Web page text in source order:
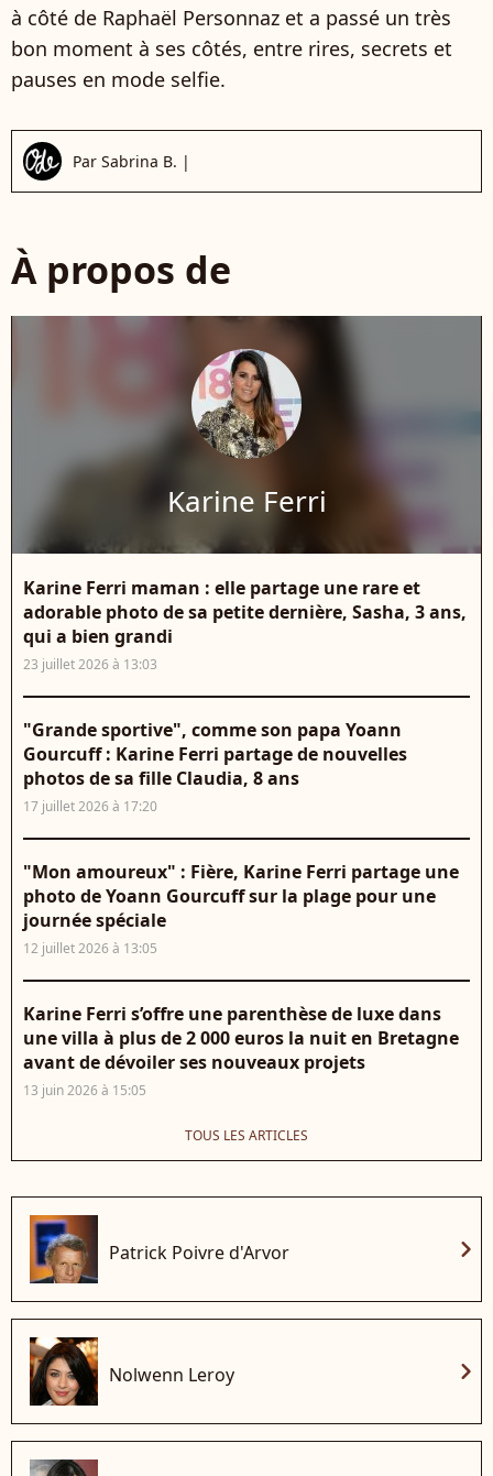
à côté de Raphaël Personnaz et a passé un très
bon moment à ses côtés, entre rires, secrets et
pauses en mode selfie.
Par Sabrina B. |
À propos de
Karine Ferri
Karine Ferri maman : elle partage une rare et
adorable photo de sa petite dernière, Sasha, 3 ans,
qui a bien grandi
23 juillet 2026 à 13:03
"Grande sportive", comme son papa Yoann
Gourcuff : Karine Ferri partage de nouvelles
photos de sa fille Claudia, 8 ans
17 juillet 2026 à 17:20
"Mon amoureux" : Fière, Karine Ferri partage une
photo de Yoann Gourcuff sur la plage pour une
journée spéciale
12 juillet 2026 à 13:05
Karine Ferri s’offre une parenthèse de luxe dans
une villa à plus de 2 000 euros la nuit en Bretagne
avant de dévoiler ses nouveaux projets
13 juin 2026 à 15:05
TOUS LES ARTICLES
Patrick Poivre d'Arvor chevron_right
Nolwenn Leroy chevron_right